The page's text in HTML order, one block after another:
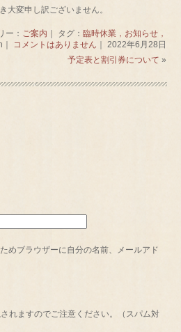
大変申し訳ございません。
ー： ご案内 ｜ タグ： 臨時休業，お知らせ，
コメントはありません ｜ 2022年6月28日
予定表と割引券について »
めブラウザーに自分の名前、メールアド
れますのでご注意ください。（スパム対